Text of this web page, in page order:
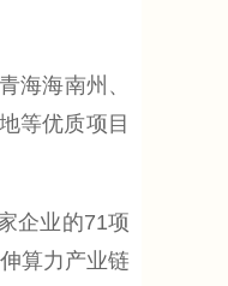
海海南州、
等优质项目
企业的71项
算力产业链